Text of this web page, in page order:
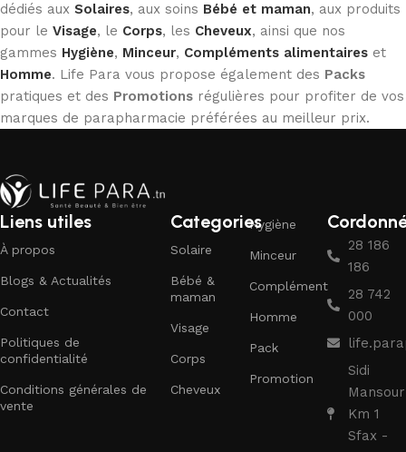
dédiés aux Solaires, aux soins Bébé et maman, aux produits
pour le Visage, le Corps, les Cheveux, ainsi que nos
gammes Hygiène, Minceur, Compléments alimentaires et
Homme. Life Para vous propose également des Packs
pratiques et des Promotions régulières pour profiter de vos
marques de parapharmacie préférées au meilleur prix.
Liens utiles
À propos
Blogs & Actualités
Contact
Politiques de
confidentialité
Conditions générales de
vente
Categories
Solaire
Bébé &
maman
Visage
Corps
Cheveux
Hygiène
Minceur
Complément
Homme
Pack
Promotion
28 186
186
28 742
000
Sidi
Mansour
Km 1
Sfax -